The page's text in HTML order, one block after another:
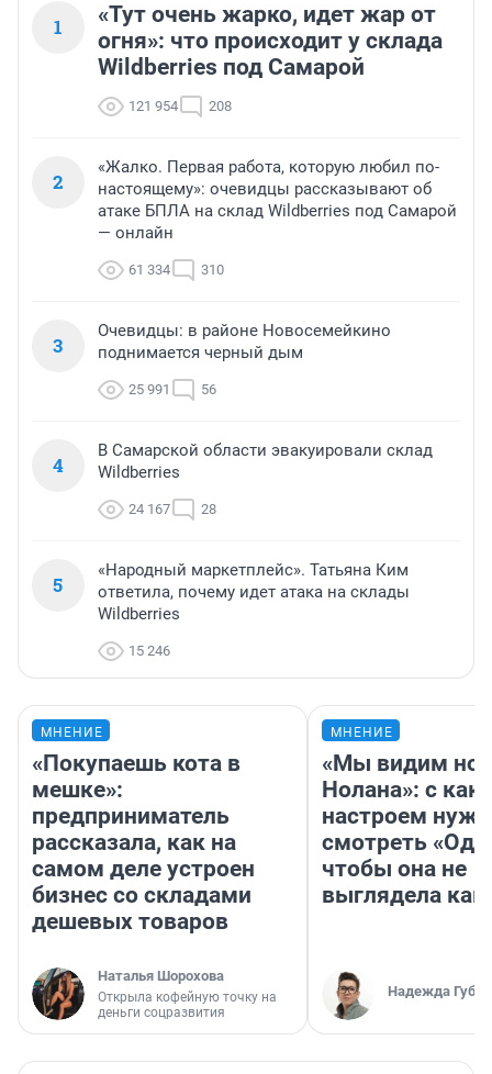
1
«Тут очень жарко, идет жар от
огня»: что происходит у склада
Wildberries под Самарой
121 954 208
2
«Жалко. Первая работа, которую любил по-
настоящему»: очевидцы рассказывают об
атаке БПЛА на склад Wildberries под Самарой
— онлайн
61 334 310
3
Очевидцы: в районе Новосемейкино
поднимается черный дым
25 991 56
4
В Самарской области эвакуировали склад
Wildberries
24 167 28
5
«Народный маркетплейс». Татьяна Ким
ответила, почему идет атака на склады
Wildberries
15 246
МНЕНИЕ
«Покупаешь кота в
мешке»:
предприниматель
рассказала, как на
самом деле устроен
бизнес со складами
дешевых товаров
Наталья Шорохова
Открыла кофейную точку на
деньги соцразвития
МНЕНИЕ
«Мы видим
Нолана»: с
настроем
смотреть
чтобы она не
выглядела как
Надежда